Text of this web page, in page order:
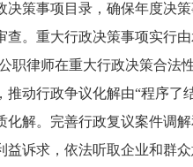
策事项目录，确保年度决
重大行政决策事项实行由
职律师在重大行政决策合法
行政争议化解由“程序了
。完善行政复议案件调解
益诉求，依法听取企业和群